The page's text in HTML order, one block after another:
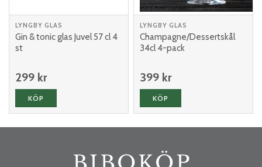
LYNGBY GLAS
Gin & tonic glas Juvel 57 cl 4
st
299 kr
KÖP
LYNGBY GLAS
Champagne/Dessertskål
34cl 4-pack
399 kr
KÖP